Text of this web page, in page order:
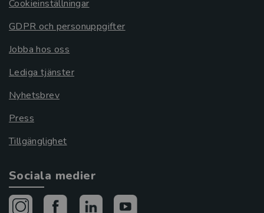
Cookieinställningar
GDPR och personuppgifter
Jobba hos oss
Lediga tjänster
Nyhetsbrev
Press
Tillgänglighet
Sociala medier